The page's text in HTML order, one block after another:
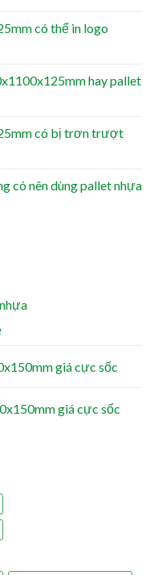
có thể in logo
hay pallet
có bị trơn trượt
có nên dùng pallet nhựa
giá cực sốc
giá cực sốc